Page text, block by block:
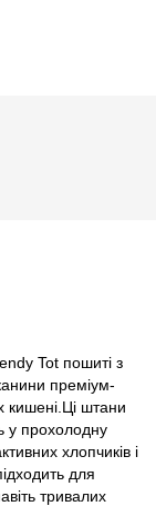
Tot пошиті з
преміум-
кишені.Ці штани
у прохолодну
хлопчиків і
для
тривалих